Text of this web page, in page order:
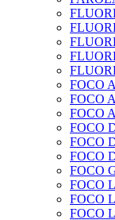
FOCO
FOCO
FOCO
FOCO
FOCO
FOCO
FOCO
FOCO
FOCO
FOCO